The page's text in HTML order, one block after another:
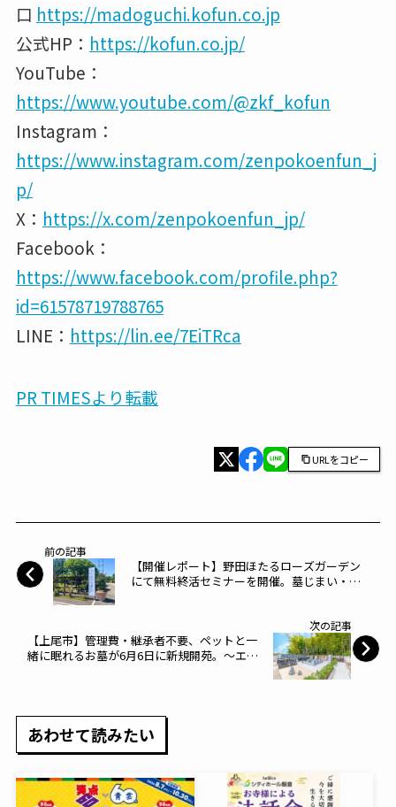
口 https://madoguchi.kofun.co.jp
公式HP： https://kofun.co.jp/
YouTube：
https://www.youtube.com/@zkf_kofun
Instagram：
https://www.instagram.com/zenpokoenfun_j
p/
X： https://x.com/zenpokoenfun_jp/
Facebook：
https://www.facebook.com/profile.php?
id=61578719788765
LINE： https://lin.ee/7EiTRca
PR TIMESより転載
URLをコピー
前の記事
【開催レポート】野田ほたるローズガーデン
にて無料終活セミナーを開催。墓じまい・お
次の記事
【上尾市】管理費・継承者不要、ペットと一
緒に眠れるお墓が6月6日に新規開苑。～エー
あわせて読みたい